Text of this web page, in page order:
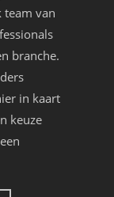
team van
branche.
in kaart
keuze